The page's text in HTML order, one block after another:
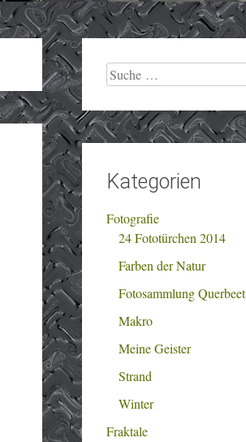
Suche
nach:
Kategorien
Fotografie
24 Fototürchen 2014
Farben der Natur
Fotosammlung Querbeet
Makro
Meine Geister
Strand
Winter
Fraktale